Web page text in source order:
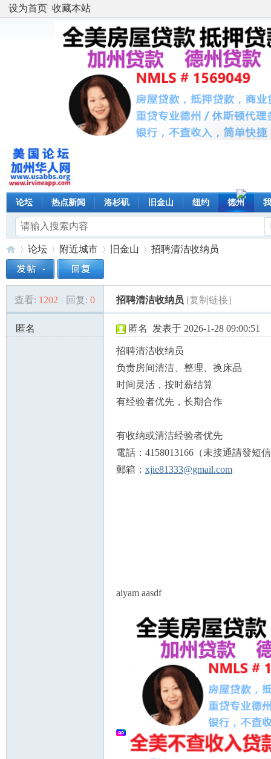
设为首页 收藏本站
论坛 热点新闻 洛杉矶 旧金山 纽约 德州
美»
论坛
›
附近城市 旧金山
›
招聘清洁收纳员
查看: 1202 | 回复: 0 招聘清洁收纳员 [复制链接]
匿名
匿名 发表于 2026-1-28 09:00:51
招聘清洁收纳员
负责房间清洁、整理、换床品
时间灵活，按时薪结算
有经验者优先，长期合作
有收纳或清洁经验者优先
電話：4158013166（未接通請發短
郵箱： xjie81333@gmail.com
aiyam aasdf